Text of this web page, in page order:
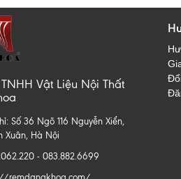
Vật Liệu Nội Thất
Số 36 Ngõ 116 Nguyễn Xiển,
Xuân, Hà Nội
- 083.882.6699